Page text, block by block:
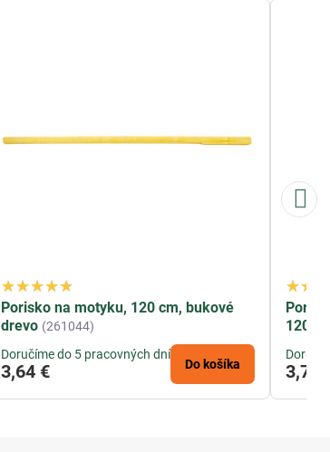
Porisko na motyku, 120 cm, bukové
drevo (261044)
Doručíme do 5 pracovných dní
3,64 € Do košíka
120
3,70